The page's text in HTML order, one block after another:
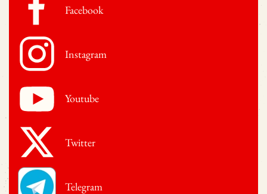
Facebook
Instagram
Youtube
Twitter
Telegram